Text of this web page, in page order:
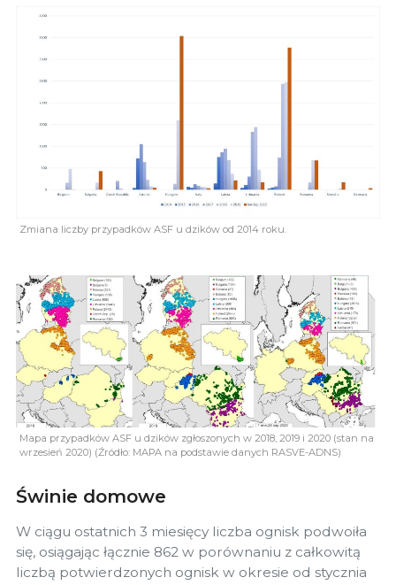
Zmiana liczby przypadków ASF u dzików od 2014 roku.
Mapa przypadków ASF u dzików zgłoszonych w 2018, 2019 i 2020 (stan na
wrzesień 2020) (Źródło: MAPA na podstawie danych RASVE-ADNS)
Świnie domowe
W ciągu ostatnich 3 miesięcy liczba ognisk podwoiła
się, osiągając łącznie 862 w porównaniu z całkowitą
liczbą potwierdzonych ognisk w okresie od stycznia